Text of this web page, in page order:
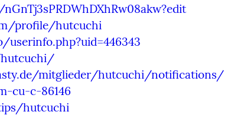
profile/hutcuchi
mitglieder/hutcuchi/notifications/
cu-c-86146
hutcuchi